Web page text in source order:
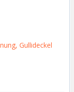
Gullideckel